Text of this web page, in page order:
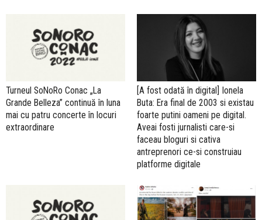
Turneul SoNoRo Conac „La
Grande Belleza” continuă în luna
mai cu patru concerte în locuri
extraordinare
[A fost odată în digital] Ionela
Buta: Era final de 2003 si existau
foarte putini oameni pe digital.
Aveai fosti jurnalisti care-si
faceau bloguri si cativa
antreprenori ce-si construiau
platforme digitale